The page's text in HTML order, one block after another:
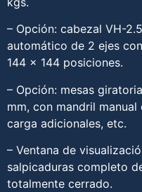
– Opción: cabezal VH-
automático de 2 ejes
144 x 144 posiciones.
– Opción: mesas
mm, con mandril
carga adicionales, etc.
– Ventana de
salpicaduras completo
totalmente cerrado.